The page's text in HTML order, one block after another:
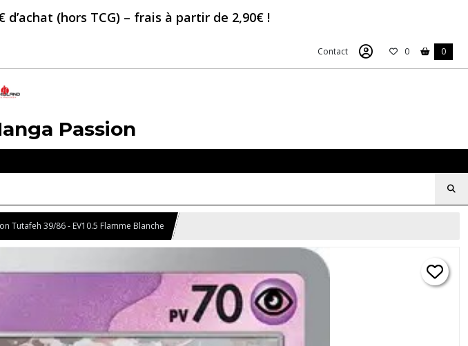
d’achat (hors TCG) – frais à partir de 2,90€ !
Contact 0 0
Passion
Tutafeh 39/86 - EV10.5 Flamme Blanche